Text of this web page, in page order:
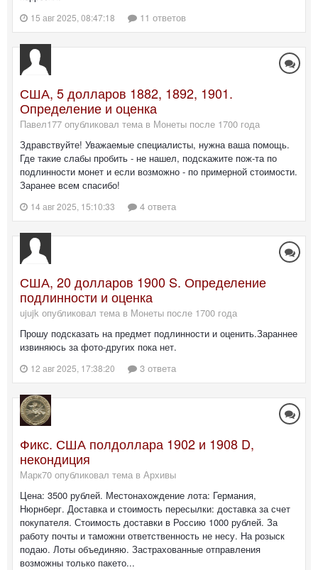
15 авг 2025, 08:47:18 11 ответов
США, 5 долларов 1882, 1892, 1901.
Определение и оценка
Павел177 опубликовал тема в Монеты после 1700 года
Здравствуйте! Уважаемые специалисты, нужна ваша помощь.
Где такие слабы пробить - не нашел, подскажите пож-та по
подлинности монет и если возможно - по примерной стоимости.
Заранее всем спасибо!
14 авг 2025, 15:10:33 4 ответа
США, 20 долларов 1900 S. Определение
подлинности и оценка
ujujk опубликовал тема в Монеты после 1700 года
Прошу подсказать на предмет подлинности и оценить.Зараннее
извиняюсь за фото-других пока нет.
12 авг 2025, 17:38:20 3 ответа
Фикс. США полдоллара 1902 и 1908 D,
некондиция
Марк70 опубликовал тема в Архивы
Цена: 3500 рублей. Местонахождение лота: Германия,
Нюрнберг. Доставка и стоимость пересылки: доставка за счет
покупателя. Стоимость доставки в Россию 1000 рублей. За
работу почты и таможни ответственность не несу. На розыск
подаю. Лоты объединяю. Застрахованные отправления
возможны только пакето...